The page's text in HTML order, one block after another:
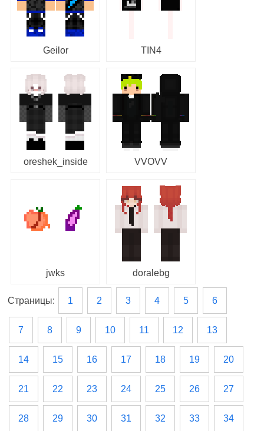
Geilor TIN4
oreshek_inside VVOVV
jwks doralebg
Страницы: 1 2 3 4 5 6
7 8 9 10 11 12 13
14 15 16 17 18 19 20
21 22 23 24 25 26 27
28 29 30 31 32 33 34